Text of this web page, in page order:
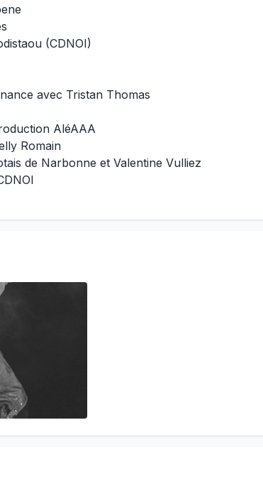
(CDNOI)
avec Tristan Thomas
AléAAA
Romain
de Narbonne et Valentine Vulliez